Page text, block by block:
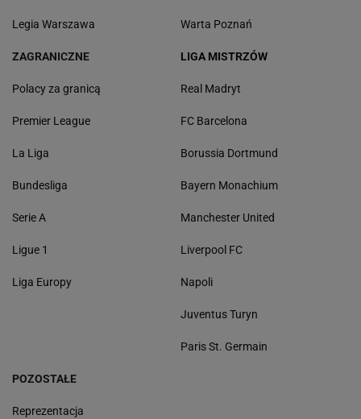
Legia Warszawa Warta Poznań
ZAGRANICZNE
Polacy za granicą
Premier League
La Liga
Bundesliga
Serie A
Ligue 1
Liga Europy
LIGA MISTRZÓW
Real Madryt
FC Barcelona
Borussia Dortmund
Bayern Monachium
Manchester United
Liverpool FC
Napoli
Juventus Turyn
Paris St. Germain
POZOSTAŁE
Reprezentacja